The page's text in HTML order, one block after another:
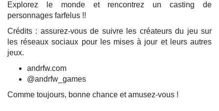
Explorez le monde et rencontrez un casting de
personnages farfelus !!
Crédits : assurez-vous de suivre les créateurs du jeu sur
les réseaux sociaux pour les mises à jour et leurs autres
jeux.
andrfw.com
@andrfw_games
Comme toujours, bonne chance et amusez-vous !